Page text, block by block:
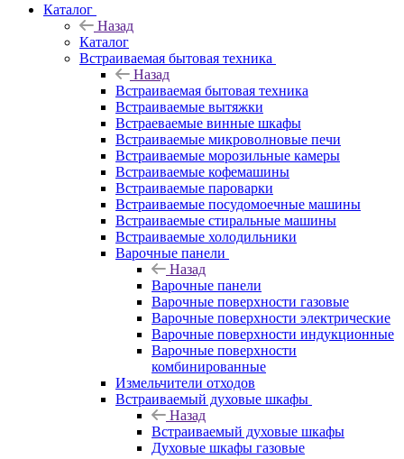
Каталог
Назад
Каталог
Встраиваемая бытовая техника
Назад
Встраиваемая бытовая техника
Встраиваемые вытяжки
Встраеваемые винные шкафы
Встраиваемые микроволновые печи
Встраиваемые морозильные камеры
Встраиваемые кофемашины
Встраиваемые пароварки
Встраиваемые посудомоечные машины
Встраиваемые стиральные машины
Встраиваемые холодильники
Варочные панели
Назад
Варочные панели
Варочные поверхности газовые
Варочные поверхности электрические
Варочные поверхности индукционные
Варочные поверхности
комбинированные
Измельчители отходов
Встраиваемый духовые шкафы
Назад
Встраиваемый духовые шкафы
Духовые шкафы газовые